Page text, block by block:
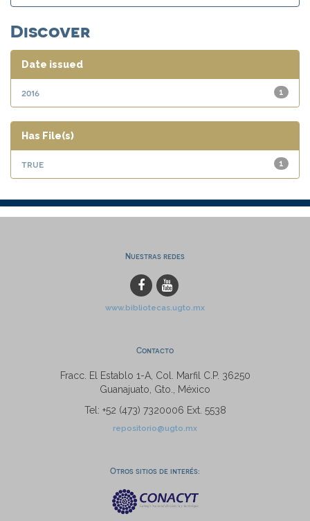
Discover
Date issued
1
2016
Has File(s)
1
true
Nuestras redes
www.bibliotecas.ugto.mx
Contacto
Fracc. El Establo 1-A, Col. Marfil C.P. 36250
Guanajuato, Gto., México
Tel: +52 (473) 7320006 Ext. 5538
repositorio@ugto.mx
Otros sitios de interés: